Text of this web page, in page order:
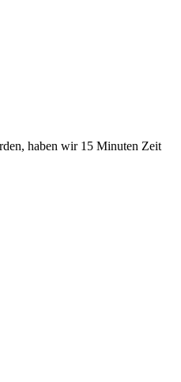
haben wir 15 Minuten Zeit